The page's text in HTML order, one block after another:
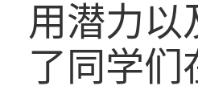
用潜力以
了同学们